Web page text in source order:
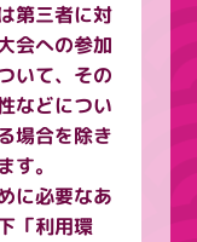
第三者に対
会への参加
いて、その
などについ
場合を除き
す。
に必要なあ
「利用環